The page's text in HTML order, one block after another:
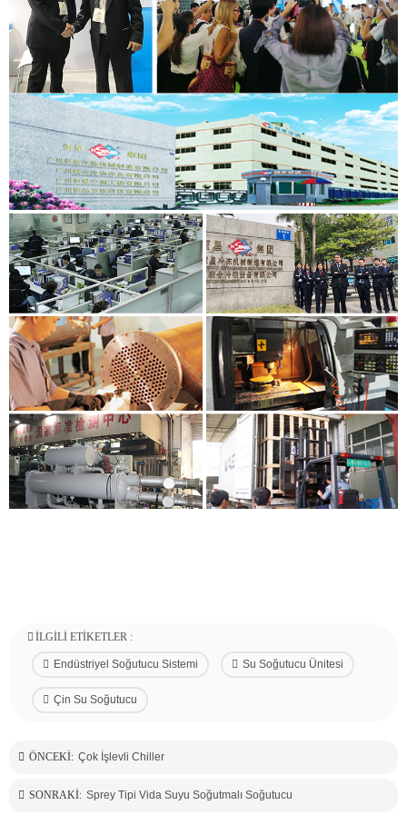
İLGILI ETIKETLER :
Endüstriyel Soğutucu Sistemi Su Soğutucu Ünitesi
Çin Su Soğutucu
ÖNCEKI: Çok İşlevli Chiller
SONRAKI: Sprey Tipi Vida Suyu Soğutmalı Soğutucu